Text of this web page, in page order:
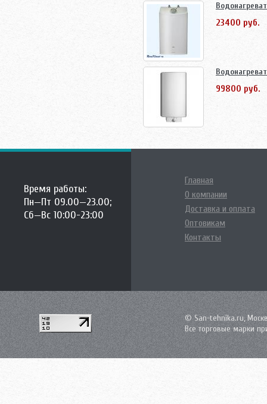
23400 руб.
99800 руб.
Время работы:
Пн—Пт 09.00—23.00;
Сб—Вс 10:00-23:00
Главная
О компании
Доставка и оплата
Оптовикам
Контакты
© San-tehnika.ru,
Все торговые марки